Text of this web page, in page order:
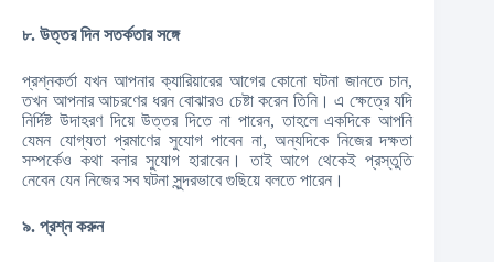
৮. উত্তর দিন সতর্কতার সঙ্গে
প্রশ্নকর্তা যখন আপনার ক্যারিয়ারের আগের কোনো ঘটনা জানতে চান,
তখন আপনার আচরণের ধরন বোঝারও চেষ্টা করেন তিনি। এ ক্ষেত্রে যদি
নির্দিষ্ট উদাহরণ দিয়ে উত্তর দিতে না পারেন, তাহলে একদিকে আপনি
যেমন যোগ্যতা প্রমাণের সুযোগ পাবেন না, অন্যদিকে নিজের দক্ষতা
সম্পর্কেও কথা বলার সুযোগ হারাবেন। তাই আগে থেকেই প্রস্তুতি
নেবেন যেন নিজের সব ঘটনা সুন্দরভাবে গুছিয়ে বলতে পারেন।
৯. প্রশ্ন করুন